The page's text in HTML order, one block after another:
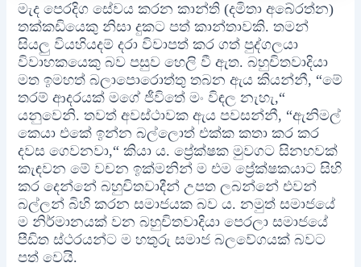
මැද පෙරදිග සේවය කරන කාන්ති (දමිතා අබේරත්න)
තක්කඩියෙකු නිසා දුකට පත් කාන්තාවකි. තමන්
සියලු වියහියදම් දරා විවාපත් කර ගත් පුද්ගලයා
විවාහකයෙකු බව පසුව හෙලි වී ඇත. බහුචිතවාදියා
මත ඉමහත් බලාපොරොත්තු තබන ඇය කියන්නී, “මේ
තරම් ආදරයක් මගේ ජීවිතේ මං විඳල නැහැ,“
යනුවෙනි. තවත් අවස්ථාවක ඇය පවසන්නී, “ඇනිමල්
කෙයා එකේ ඉන්න බල්ලොත් එක්ක කතා කර කර
දවස ගෙවනවා,“ කියා ය. ප්‍රේක්ෂක මුවගට සිනහවක්
කැඳවන මේ වචන ඉක්මනින් ම එම ප්‍රේක්ෂකයාට සිහි
කර දෙන්නේ බහුචිතවාදීන් උපත ලබන්නේ එවන්
බල්ලන් බිහි කරන සමාජයක බව ය. නමුත් සමාජයේ
ම නිර්මානයක් වන බහුචිතවාදියා පෙරලා සමාජයේ
පීඩිත ස්ථරයන්ට ම හතුරු සමාජ බලවේගයක් බවට
පත් වෙයි.